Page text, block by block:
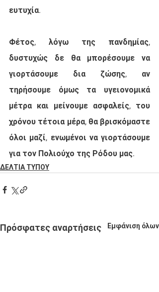
ευτυχία.
Φέτος, λόγω της πανδημίας,
δυστυχώς δε θα μπορέσουμε να
γιορτάσουμε δια ζώσης, αν
τηρήσουμε όμως τα υγειονομικά
μέτρα και μείνουμε ασφαλείς, του
χρόνου τέτοια μέρα, θα βρισκόμαστε
όλοι μαζί, ενωμένοι να γιορτάσουμε
για τον Πολιούχο της Ρόδου μας.
ΔΕΛΤΙΑ ΤΥΠΟΥ
Πρόσφατες αναρτήσεις Εμφάνιση όλων